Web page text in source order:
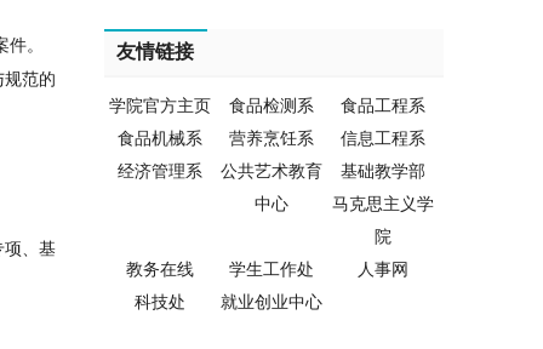
。
范的
、基
友情链接
学院官方主页 食品检测系
食品工程系
食品机械系
营养烹饪系
信息工程系
经济管理系
公共艺术教育
中心
基础教学部
马克思主义学
院
教务在线
学生工作处
人事网
科技处
就业创业中心